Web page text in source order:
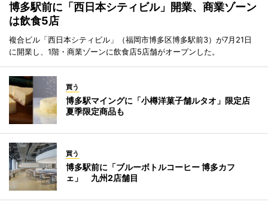
博多駅前に「西日本シティビル」開業、商業ゾーン
は飲食5店
複合ビル「西日本シティビル」（福岡市博多区博多駅前3）が7月21日
に開業し、1階・商業ゾーンに飲食店5店舗がオープンした。
買う
博多駅マイングに「小樽洋菓子舗ルタオ」限定店
夏季限定商品も
買う
博多駅前に「ブルーボトルコーヒー 博多カフ
ェ」 九州2店舗目